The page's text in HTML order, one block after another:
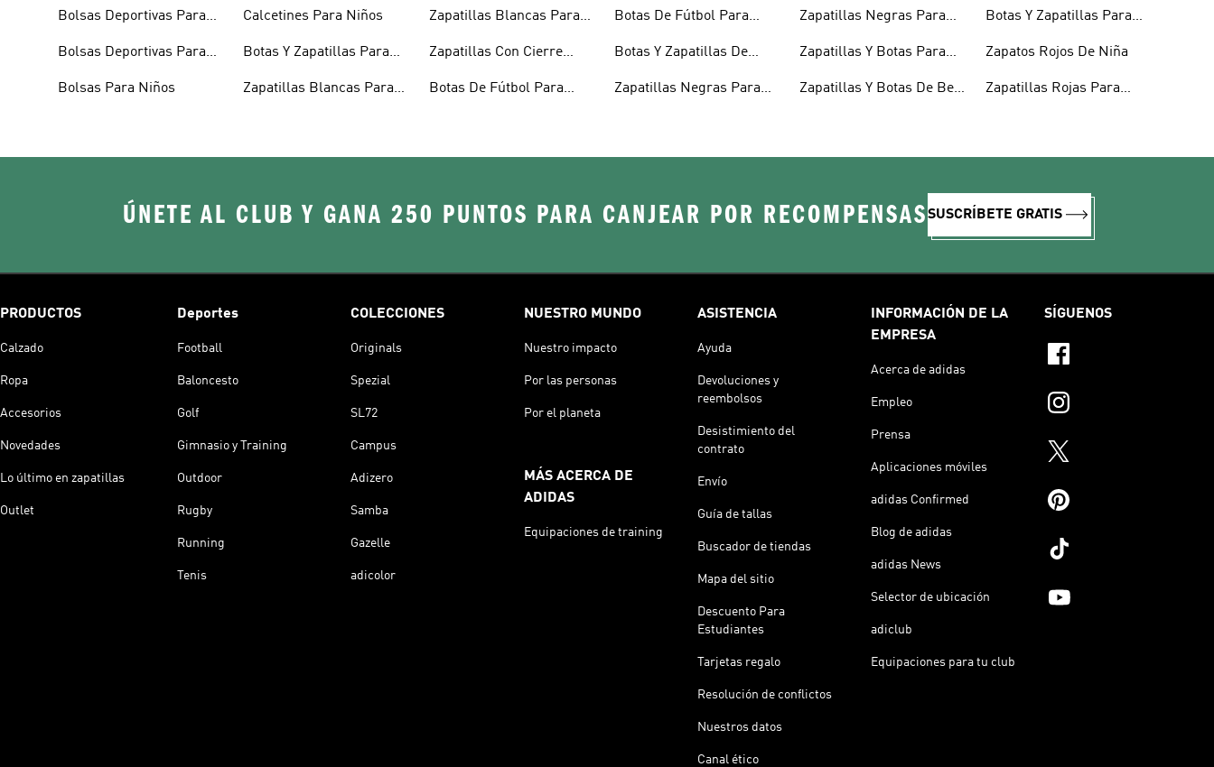
Bolsas Deportivas Para
Bolsas Deportivas Para
Bolsas Para Niños
Calcetines Para Niños
Botas Y Zapatillas Para
Zapatillas Blancas Para
Zapatillas Blancas Para
Zapatillas Con Cierre
Botas De Fútbol Para
Botas De Fútbol Para
Botas Y Zapatillas De
Zapatillas Negras Para
Zapatillas Negras Para
Zapatillas Y Botas Para
Zapatillas Y Botas De Bebé
Botas Y Zapatillas Para
Zapatos Rojos De Niña
Zapatillas Rojas Para
ÚNETE AL CLUB Y GANA 250 PUNTOS PARA CANJEAR POR RECOMPENSASSUSCRÍBETE GRATIS
PRODUCTOS
Calzado
Ropa
Accesorios
Novedades
Lo último en zapatillas
Outlet
Deportes
Football
Baloncesto
Golf
Gimnasio y Training
Outdoor
Rugby
Running
Tenis
COLECCIONES
Originals
Spezial
SL72
Campus
Adizero
Samba
Gazelle
adicolor
NUESTRO MUNDO
Nuestro impacto
Por las personas
Por el planeta
MÁS ACERCA DE
ADIDAS
Equipaciones de training
ASISTENCIA
Ayuda
Devoluciones y
reembolsos
Desistimiento del
contrato
Envío
Guía de tallas
Buscador de tiendas
Mapa del sitio
Descuento Para
Estudiantes
Tarjetas regalo
Resolución de conflictos
Nuestros datos
Canal ético
INFORMACIÓN DE LA
EMPRESA
Acerca de adidas
Empleo
Prensa
Aplicaciones móviles
adidas Confirmed
Blog de adidas
adidas News
Selector de ubicación
adiclub
Equipaciones para tu club
SÍGUENOS